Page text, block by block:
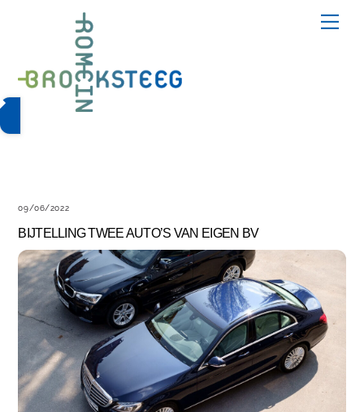
09/06/2022
BIJTELLING TWEE AUTO’S VAN EIGEN BV